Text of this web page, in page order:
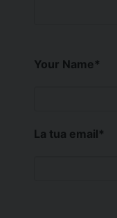
Your Name*
La tua email*